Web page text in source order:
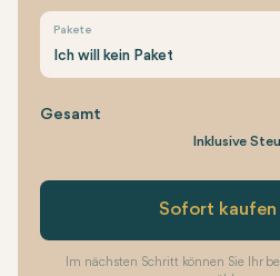
Pakete
Ich will kein Paket
Gesamt
Inklusive
Sofort kaufen
Im nächsten Schritt können Sie Ihr